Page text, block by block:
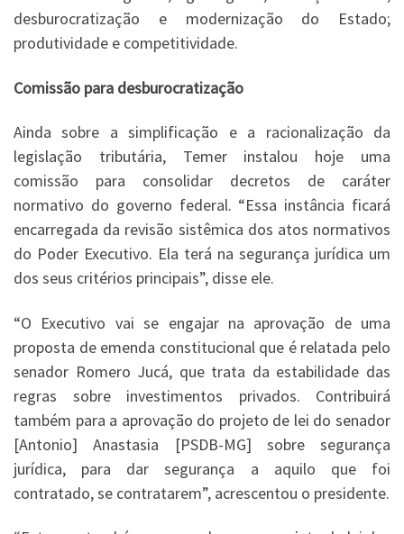
desburocratização e modernização do Estado;
produtividade e competitividade.
Comissão para desburocratização
Ainda sobre a simplificação e a racionalização da
legislação tributária, Temer instalou hoje uma
comissão para consolidar decretos de caráter
normativo do governo federal. “Essa instância ficará
encarregada da revisão sistêmica dos atos normativos
do Poder Executivo. Ela terá na segurança jurídica um
dos seus critérios principais”, disse ele.
“O Executivo vai se engajar na aprovação de uma
proposta de emenda constitucional que é relatada pelo
senador Romero Jucá, que trata da estabilidade das
regras sobre investimentos privados. Contribuirá
também para a aprovação do projeto de lei do senador
[Antonio] Anastasia [PSDB-MG] sobre segurança
jurídica, para dar segurança a aquilo que foi
contratado, se contratarem”, acrescentou o presidente.